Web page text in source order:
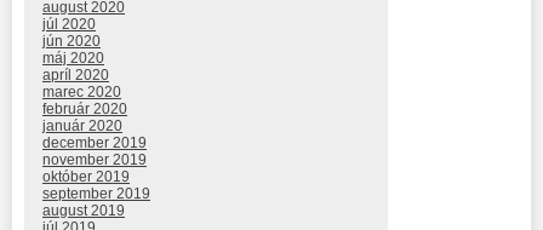
august 2020
júl 2020
jún 2020
máj 2020
apríl 2020
marec 2020
február 2020
január 2020
december 2019
november 2019
október 2019
september 2019
august 2019